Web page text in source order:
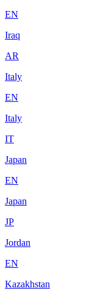
EN
Iraq
AR
Italy
EN
Italy
IT
Japan
EN
Japan
JP
Jordan
EN
Kazakhstan